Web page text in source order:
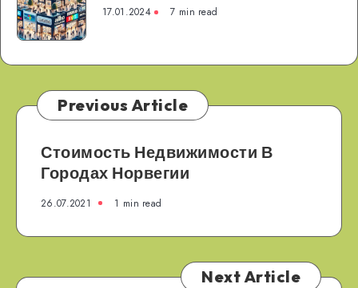
в
Финляндии
17.01.2024 7 min read
Previous Article
Стоимость Недвижимости В
Городах Норвегии
26.07.2021 1 min read
Next Article